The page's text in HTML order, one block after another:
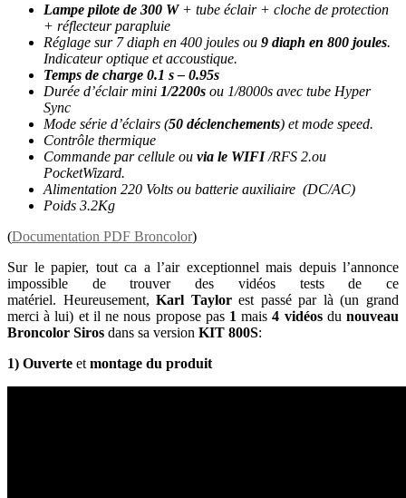
Lampe pilote de 300 W+ tube éclair + cloche de protection
+ réflecteur parapluie
Réglage sur 7 diaph en 400 joules ou 9 diaph en 800 joules.
Indicateur optique et accoustique.
Temps de charge 0.1 s – 0.95s
Durée d’éclair mini 1/2200s ou 1/8000s avec tube Hyper
Sync
Mode série d’éclairs (50 déclenchements) et mode speed.
Contrôle thermique
Commande par cellule ou via le WIFI/RFS 2.ou
PocketWizard.
Alimentation 220 Volts ou batterie auxiliaire (DC/AC)
Poids 3.2Kg
(Documentation PDF Broncolor)
Sur le papier, tout ca a l’air exceptionnel mais depuis l’annonce
impossible de trouver des vidéos tests de ce
matériel. Heureusement,Karl Taylorest passé par là (un grand
merci à lui) et il ne nous propose pas 1 mais4 vidéosdunouveau
Broncolor Siros dans sa version KIT 800S:
1) Ouverte et montage du produit